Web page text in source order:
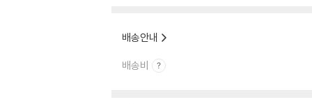
배송안내
배송비